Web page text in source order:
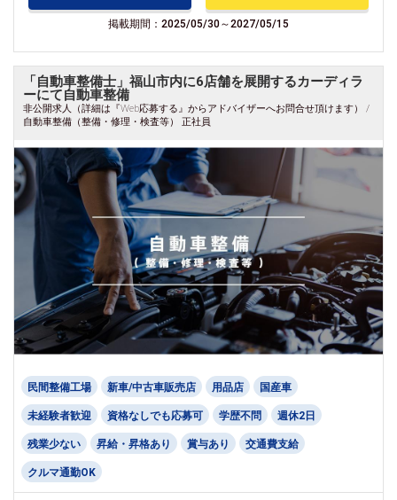
掲載期間：2025/05/30～2027/05/15
「自動車整備士」福山市内に6店舗を展開するカーディラ
ーにて自動車整備
非公開求人（詳細は『Web応募する』からアドバイザーへお問合せ頂けます） /
自動車整備（整備・修理・検査等） 正社員
民間整備工場 新車/中古車販売店 用品店 国産車
未経験者歓迎 資格なしでも応募可 学歴不問 週休2日
残業少ない 昇給・昇格あり 賞与あり 交通費支給
クルマ通勤OK